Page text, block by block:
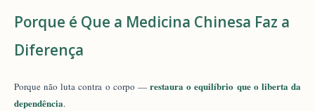
Porque é Que a Medicina Chinesa Faz a
Diferença
Porque não luta contra o corpo —restaura o equilíbrio que o liberta da
dependência.